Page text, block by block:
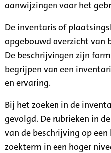
aanwijzingen voor het
De inventaris of
opgebouwd overzicht van
De beschrijvingen zijn
begrijpen van een
en ervaring.
Bij het zoeken in de
gevolgd. De rubrieken in
van de beschrijving op
zoekterm in een hoger